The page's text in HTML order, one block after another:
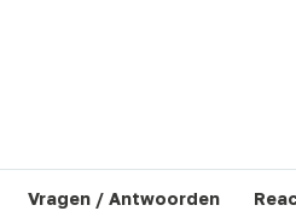
Vragen / Antwoorden